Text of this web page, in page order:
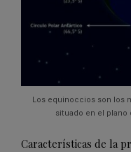
Los equinoccios son los
situado en el plano
Características de la